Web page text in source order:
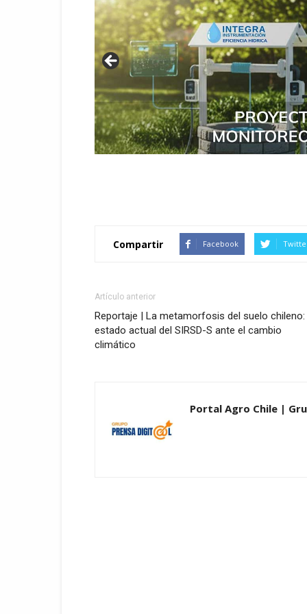
Compartir Facebook
Artículo anterior
Reportaje | La metamorfosis del suelo chileno:
estado actual del SIRSD-S ante el cambio
climático
Portal Agro Chile |